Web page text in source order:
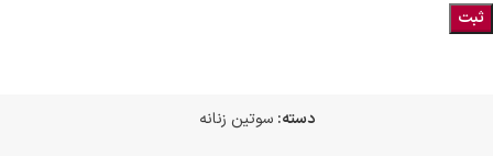
دسته: سوتین زنانه